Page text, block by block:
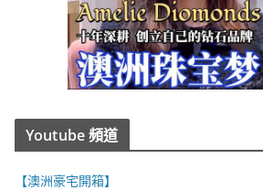
Youtube 頻道
【澳洲豪宅開箱】